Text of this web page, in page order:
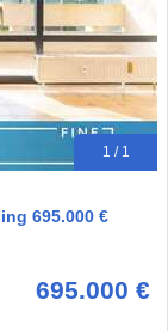
1 / 1
695.000 €
695.000 €